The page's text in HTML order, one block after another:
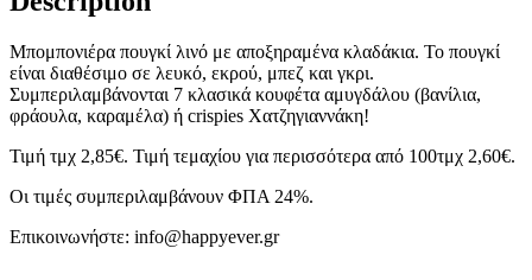
Μπομπονιέρα πουγκί λινό με αποξηραμένα κλαδάκια. Το πουγκί
είναι διαθέσιμο σε λευκό, εκρού, μπεζ και γκρι.
Συμπεριλαμβάνονται 7 κλασικά κουφέτα αμυγδάλου (βανίλια,
φράουλα, καραμέλα) ή crispies Χατζηγιαννάκη!
Τιμή τμχ 2,85€. Τιμή τεμαχίου για περισσότερα από 100τμχ 2,60€.
Οι τιμές συμπεριλαμβάνουν ΦΠΑ 24%.
Επικοινωνήστε: info@happyever.gr